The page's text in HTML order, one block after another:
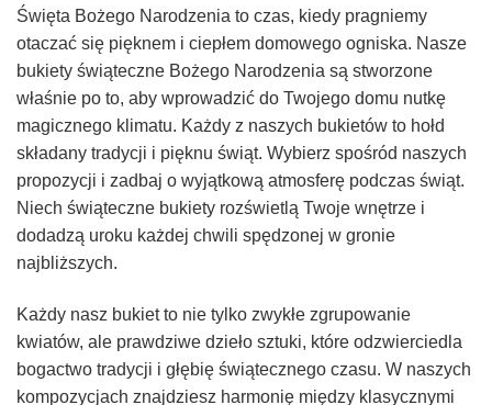
Święta Bożego Narodzenia to czas, kiedy pragniemy
otaczać się pięknem i ciepłem domowego ogniska. Nasze
bukiety świąteczne Bożego Narodzenia są stworzone
właśnie po to, aby wprowadzić do Twojego domu nutkę
magicznego klimatu. Każdy z naszych bukietów to hołd
składany tradycji i pięknu świąt. Wybierz spośród naszych
propozycji i zadbaj o wyjątkową atmosferę podczas świąt.
Niech świąteczne bukiety rozświetlą Twoje wnętrze i
dodadzą uroku każdej chwili spędzonej w gronie
najbliższych.
Każdy nasz bukiet to nie tylko zwykłe zgrupowanie
kwiatów, ale prawdziwe dzieło sztuki, które odzwierciedla
bogactwo tradycji i głębię świątecznego czasu. W naszych
kompozycjach znajdziesz harmonię między klasycznymi